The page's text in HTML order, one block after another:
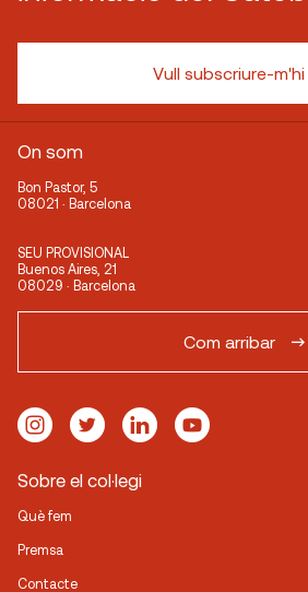
Vull subscriure-m'hi
On som
Bon Pastor, 5
08021 · Barcelona
SEU PROVISIONAL
Buenos Aires, 21
08029 · Barcelona
Com arribar
Sobre el col·legi
Què fem
Premsa
Contacte